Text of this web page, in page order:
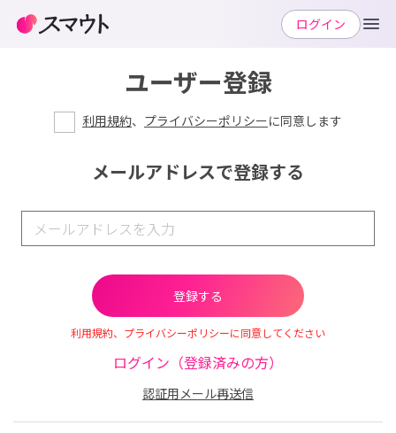
ユーザー登録
利用規約、 プライバシーポリシーに同意します
メールアドレスで登録する
利用規約、プライバシーポリシーに同意してください
ログイン（登録済みの方）
認証用メール再送信
ログイン